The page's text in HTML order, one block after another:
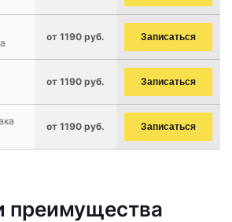
от 1190 руб. Записаться
от 1190 руб. Записаться
от 1190 руб. Записаться
преимущества